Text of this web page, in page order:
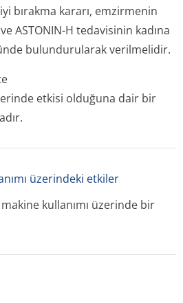
bırakma kararı, emzirmenin
ASTONIN-H tedavisinin kadına
bulundurularak verilmelidir.
etkisi olduğuna dair bir
üzerindeki etkiler
kullanımı üzerinde bir